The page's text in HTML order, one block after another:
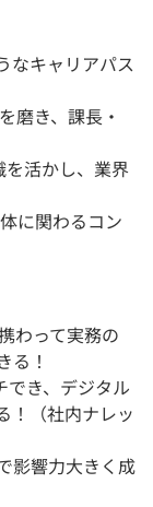
なキャリアパス
磨き、課長・
活かし、業界
に関わるコン
わって実務の
る！
でき、デジタル
！（社内ナレッ
影響力大きく成